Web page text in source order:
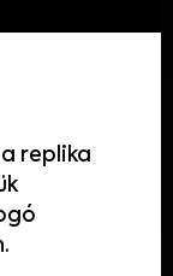
replika